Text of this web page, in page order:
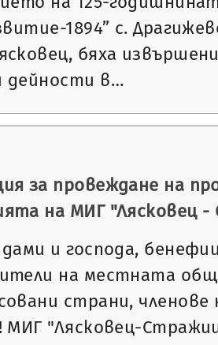
1894” с.
бяха
дейности в…
за провеждане на
на МИГ "Лясковец -
и господа,
на местната
страни, членове
МИГ "Лясковец-